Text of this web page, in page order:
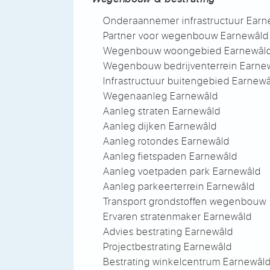
Onderaannemer infrastructuur
Partner voor wegenbouw Earnewâld
Wegenbouw woongebied
Wegenbouw bedrijventerrein
Infrastructuur buitengebied
Wegenaanleg Earnewâld
Aanleg straten Earnewâld
Aanleg dijken Earnewâld
Aanleg rotondes Earnewâld
Aanleg fietspaden Earnewâld
Aanleg voetpaden park Earnewâld
Aanleg parkeerterrein Earnewâld
Transport grondstoffen wegenbouw
Ervaren stratenmaker Earnewâld
Advies bestrating Earnewâld
Projectbestrating Earnewâld
Bestrating winkelcentrum Earnewâld